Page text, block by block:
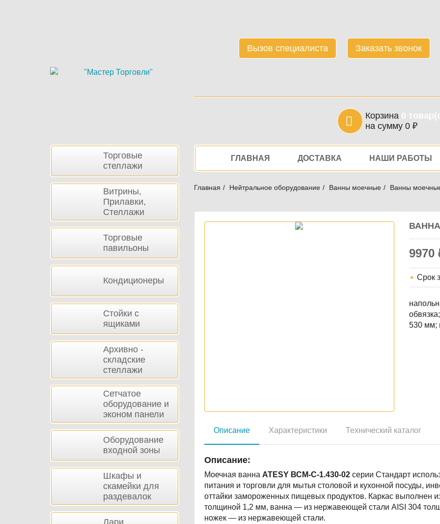
Вызов специалиста Заказать звонок
Корзина 0
на сумму 0 ₽
НавигацияГЛАВНАЯ ДОСТАВКА НАШИ РАБОТЫ
Главная Нейтральное оборудование Ванны моечные Ванны
9970
Срок
530 мм;
Описание Характеристики Технический каталог
Описание:
Моечная ванна ATESY ВСМ-С-1.430-02серии Стандарт
питания и торговли для мытья столовой и кухонной посуды,
оттайки замороженных пищевых продуктов. Каркас выполнен
толщиной 1,2 мм, ванна — из нержавеющей стали AISI 304
ножек — из нержавеющей стали.
Боковая Торговые
стеллажи
Витрины,
Прилавки,
Стеллажи
Торговые
павильоны
Кондиционеры
Стойки с
ящиками
Архивно -
складские
стеллажи
Сетчатое
оборудование и
эконом панели
Оборудование
входной зоны
Шкафы и
скамейки для
раздевалок
Лари